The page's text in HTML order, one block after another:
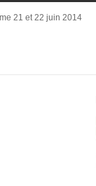
21 et 22 juin 2014